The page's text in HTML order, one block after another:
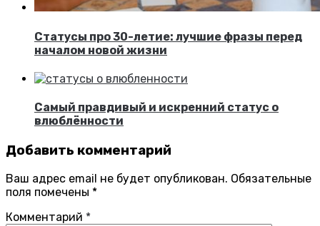
Статусы про 30-летие: лучшие фразы перед
началом новой жизни
Самый правдивый и искренний статус о
влюблённости
Добавить комментарий
Ваш адрес email не будет опубликован. Обязательные
поля помечены *
Комментарий *